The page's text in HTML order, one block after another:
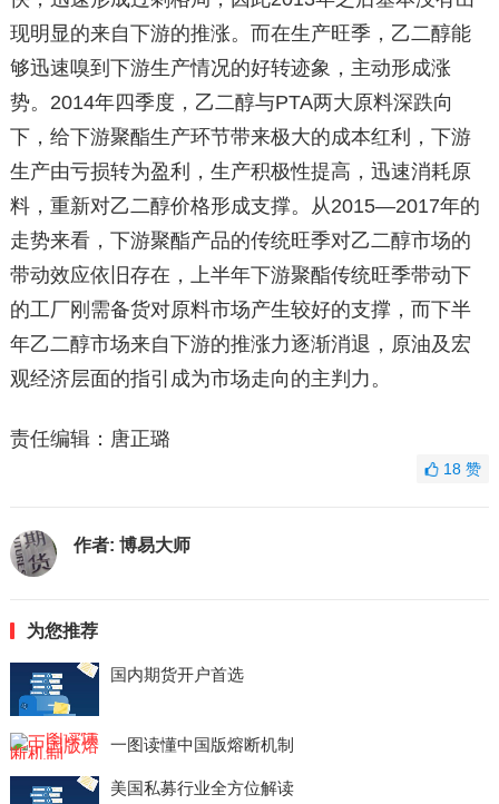
现明显的来自下游的推涨。而在生产旺季，乙二醇能
够迅速嗅到下游生产情况的好转迹象，主动形成涨
势。2014年四季度，乙二醇与PTA两大原料深跌向
下，给下游聚酯生产环节带来极大的成本红利，下游
生产由亏损转为盈利，生产积极性提高，迅速消耗原
料，重新对乙二醇价格形成支撑。从2015—2017年的
走势来看，下游聚酯产品的传统旺季对乙二醇市场的
带动效应依旧存在，上半年下游聚酯传统旺季带动下
的工厂刚需备货对原料市场产生较好的支撑，而下半
年乙二醇市场来自下游的推涨力逐渐消退，原油及宏
观经济层面的指引成为市场走向的主判力。
责任编辑：唐正璐
18赞
作者: 博易大师
为您推荐
国内期货开户首选
一图读懂中国版熔断机制
美国私募行业全方位解读